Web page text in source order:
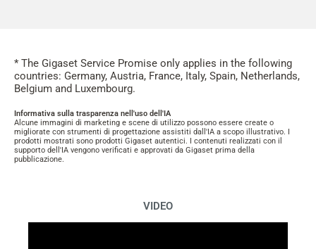
* The Gigaset Service Promise only applies in the following
countries: Germany, Austria, France, Italy, Spain, Netherlands,
Belgium and Luxembourg.
Informativa sulla trasparenza nell'uso dell'IA
Alcune immagini di marketing e scene di utilizzo possono essere create o
migliorate con strumenti di progettazione assistiti dall'IA a scopo illustrativo. I
prodotti mostrati sono prodotti Gigaset autentici. I contenuti realizzati con il
supporto dell'IA vengono verificati e approvati da Gigaset prima della
pubblicazione.
VIDEO